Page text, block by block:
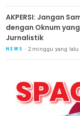
AKPERSI: Jangan
dengan Oknum
Jurnalistik
NEWS 2 minggu yang lalu